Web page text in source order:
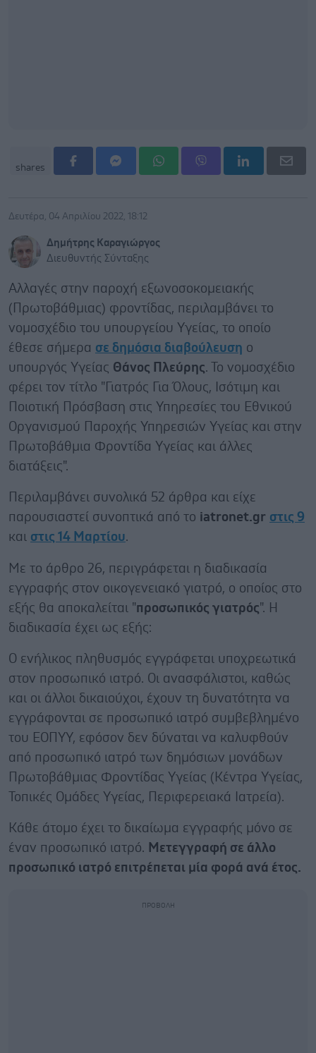
shares
Δευτέρα, 04 Απριλίου 2022, 18:12
Δημήτρης Καραγιώργος
Διευθυντής Σύνταξης
Αλλαγές στην παροχή εξωνοσοκομειακής
(Πρωτοβάθμιας) φροντίδας, περιλαμβάνει το
νομοσχέδιο του υπουργείου Υγείας, το οποίο
έθεσε σήμερα σε δημόσια διαβούλευση ο
υπουργός Υγείας Θάνος Πλεύρης. Το νομοσχέδιο
φέρει τον τίτλο "Γιατρός Για Όλους, Ισότιμη και
Ποιοτική Πρόσβαση στις Υπηρεσίες του Εθνικού
Οργανισμού Παροχής Υπηρεσιών Υγείας και στην
Πρωτοβάθμια Φροντίδα Υγείας και άλλες
διατάξεις".
Περιλαμβάνει συνολικά 52 άρθρα και είχε
παρουσιαστεί συνοπτικά από το iatronet.gr στις 9
και στις 14 Μαρτίου.
Με το άρθρο 26, περιγράφεται η διαδικασία
εγγραφής στον οικογενειακό γιατρό, ο οποίος στο
εξής θα αποκαλείται "προσωπικός γιατρός". Η
διαδικασία έχει ως εξής:
Ο ενήλικος πληθυσμός εγγράφεται υποχρεωτικά
στον προσωπικό ιατρό. Οι ανασφάλιστοι, καθώς
και οι άλλοι δικαιούχοι, έχουν τη δυνατότητα να
εγγράφονται σε προσωπικό ιατρό συμβεβλημένο
του ΕΟΠΥΥ, εφόσον δεν δύναται να καλυφθούν
από προσωπικό ιατρό των δημόσιων μονάδων
Πρωτοβάθμιας Φροντίδας Υγείας (Κέντρα Υγείας,
Τοπικές Ομάδες Υγείας, Περιφερειακά Ιατρεία).
Κάθε άτομο έχει το δικαίωμα εγγραφής μόνο σε
έναν προσωπικό ιατρό. Μετεγγραφή σε άλλο
προσωπικό ιατρό επιτρέπεται μία φορά ανά έτος.